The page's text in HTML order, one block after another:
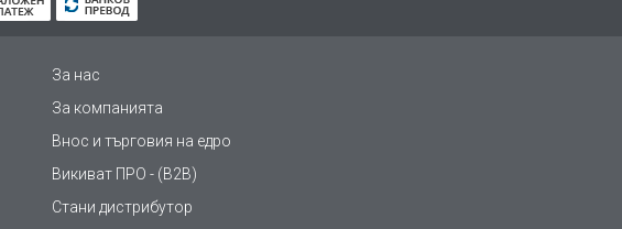
За нас
За компанията
Внос и търговия на едро
Викиват ПРО - (B2B)
Стани дистрибутор